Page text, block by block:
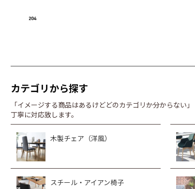
カテゴリから探す
「イメージする商品はあるけどどのカテゴリか分からな
丁寧に対応致します。
木製チェア（洋風）
スチール・アイアン椅子